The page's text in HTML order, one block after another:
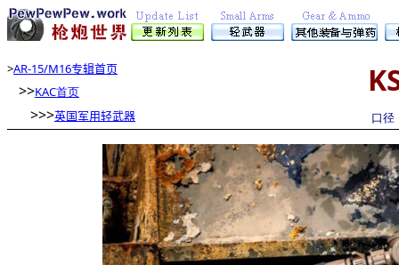
>AR-15/M16专辑首页
>>KAC首页
>>>英国军用轻武器 口